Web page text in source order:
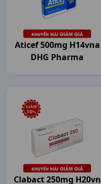
Aticef 500mg H14vna
DHG Pharma
Clabact 250mg H20vn